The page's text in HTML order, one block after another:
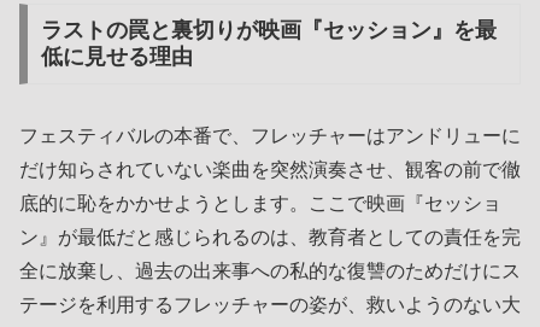
ラストの罠と裏切りが映画『セッション』を最
低に見せる理由
フェスティバルの本番で、フレッチャーはアンドリューに
だけ知らされていない楽曲を突然演奏させ、観客の前で徹
底的に恥をかかせようとします。ここで映画『セッショ
ン』が最低だと感じられるのは、教育者としての責任を完
全に放棄し、過去の出来事への私的な復讐のためだけにス
テージを利用するフレッチャーの姿が、救いようのない大